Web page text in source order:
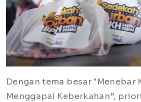
Dengan tema besar "Menebar
Menggapai Keberkahan”,